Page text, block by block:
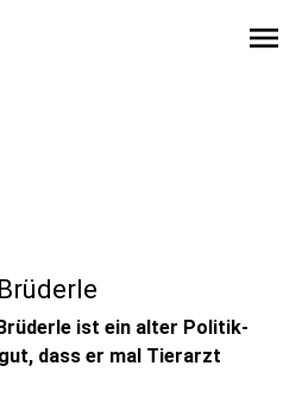
menu
ist ein alter Politik-
dass er mal Tierarzt